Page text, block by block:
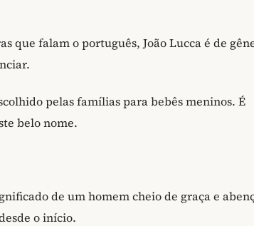
que falam o português, João Lucca é de
pelas famílias para bebês meninos. É
belo nome.
de um homem cheio de graça e
o início.